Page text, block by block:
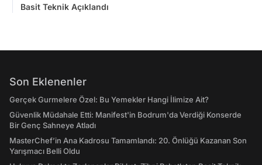
Basit Teknik Açıklandı
Son Eklenenler
Gerçek Gurmelere Özel: Bu Yemekler Hangi İlimize Ait?
Güvenlik Müdahale Etti: Manifest'in Bodrum'da Verdiği Konserde
Bir Genç Sahneye Atladı
MasterChef’in Ana Kadrosu Tamamlandı: 20. Önlüğü Kazanan Son
Yarışmacı Belli Oldu